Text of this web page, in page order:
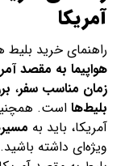
آمریکا
راهنمای خرید بلیط
هواپیما به مقصد
زمان مناسب سفر،
بلیط‌ها است.
آمریکا، باید به
ویژه‌ای داشته